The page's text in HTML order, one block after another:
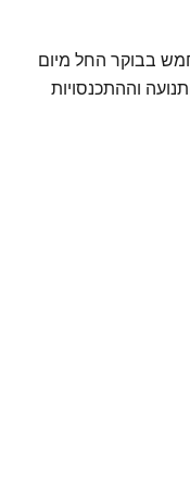
מוגבל להישאר בבית" יהיה בתוקף החל מהשעה 22:00. עד חמש בבוקר החל מיום
וההתכנסויות